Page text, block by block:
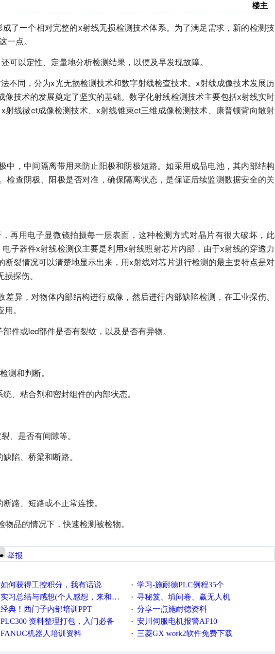
楼主
了一个相对完整的x射线无损检测技术体系。为了满足需求，新的检测技
一点。
可以定性、定量地分析检测结果，以便及早发现故障。
不同，分为x光无损检测技术和数字射线检查技术。x射线成像技术发展历
技术的发展奠定了坚实的基础。数字化射线检测技术主要包括x射线实时
线微ct成像检测技术、x射线锥束ct三维成像检测技术、康普顿背向散射
中，中间隔离带用来防止阳极和阴极短路。如采用成品电池，其内部结构
检查阴极、阳极是否对准，确保隔离状态，是保证后续监测数据安全的关
再用电子显微镜拍摄每一层表面，这种检测方式对晶片有很大破坏，此
子器件x射线检测仪主要是利用x射线照射芯片内部，由于x射线的穿透力
裂情况可以清楚地显示出来，用x射线对芯片进行检测的最主要特点是对
探伤。
异，对物体内部结构进行成像，然后进行内部缺陷检测，在工业探伤、
。
件或led部件是否有裂纹，以及是否有异物。
测和判断。
、粘合剂和密封组件的内部状态。
、是否有间隙等。
陷、桥梁和断路。
路、短路或不正常连接。
品的情况下，快速检测被检物。
举报
如何获得工控积分，我有话说 · 学习-施耐德PLC例程35个
实习总结与感想(个人感想，来和大家分享下，不喜勿喷,谢谢） · 寻秘笈、填问卷、赢无人机
经典！西门子内部培训PPT · 分享一点施耐德资料
PLC300 资料整理打包，入门必备 · 安川伺服电机报警AF10
FANUC机器人培训资料 · 三菱GX work2软件免费下载